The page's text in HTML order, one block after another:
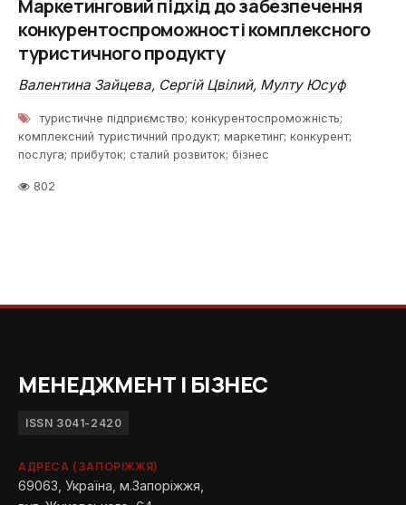
Маркетинговий підхід до забезпечення
конкурентоспроможності комплексного
туристичного продукту
Валентина Зайцева, Сергій Цвілий, Мулту Юсуф
туристичне підприємство; конкурентоспроможність;
комплексний туристичний продукт; маркетинг; конкурент;
послуга; прибуток; сталий розвиток; бізнес
802
МЕНЕДЖМЕНТ І БІЗНЕС
ISSN 3041-2420
АДРЕСА (ЗАПОРІЖЖЯ)
69063, Україна, м.Запоріжжя,